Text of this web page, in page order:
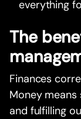
everything
The
Finances
Money
and fulfilling